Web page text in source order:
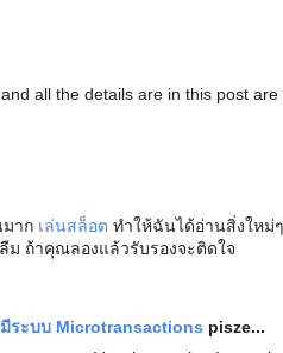
all the details are in this post are
าก เล่นสล็อต ทำให้ฉันได้อ่านสิ่งใหม่
ถ้าคุณลองแล้วรับรองจะติดใจ
ระบบ Microtransactions pisze...